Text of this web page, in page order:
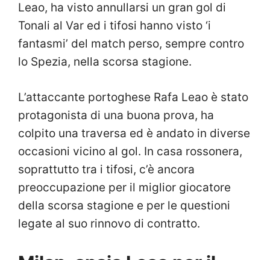
Leao, ha visto annullarsi un gran gol di
Tonali al Var ed i tifosi hanno visto ‘i
fantasmi’ del match perso, sempre contro
lo Spezia, nella scorsa stagione.
L’attaccante portoghese Rafa Leao è stato
protagonista di una buona prova, ha
colpito una traversa ed è andato in diverse
occasioni vicino al gol. In casa rossonera,
soprattutto tra i tifosi, c’è ancora
preoccupazione per il miglior giocatore
della scorsa stagione e per le questioni
legate al suo rinnovo di contratto.